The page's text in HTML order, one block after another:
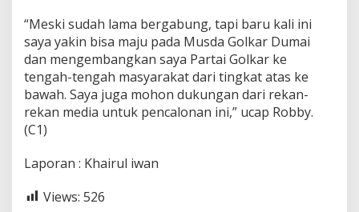
“Meski sudah lama bergabung, tapi baru kali ini
saya yakin bisa maju pada Musda Golkar Dumai
dan mengembangkan saya Partai Golkar ke
tengah-tengah masyarakat dari tingkat atas ke
bawah. Saya juga mohon dukungan dari rekan-
rekan media untuk pencalonan ini,” ucap Robby.
(C1)
Laporan : Khairul iwan
Views: 526